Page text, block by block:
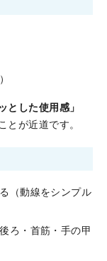
とした使用感」
とが近道です。
（動線をシンプル
ろ・首筋・手の甲